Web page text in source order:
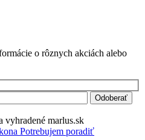
o rôznych akciách alebo
marlus.sk
Potrebujem poradiť